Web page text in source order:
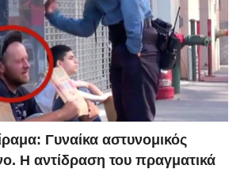
Γυναίκα αστυνομικός
Η αντίδραση του πραγματικά